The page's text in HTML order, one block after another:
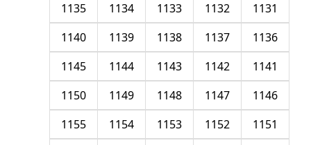
1131
1132
1133
1134
1135
1136
1137
1138
1139
1140
1141
1142
1143
1144
1145
1146
1147
1148
1149
1150
1151
1152
1153
1154
1155